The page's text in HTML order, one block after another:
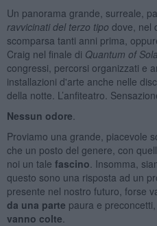
Un panorama grande, surreale,
ravvicinati del terzo tipo dove, nel
scomparsa tanti anni prima,
Craig nel finale di Quantum of
congressi, percorsi organizzati e
installazioni d'arte anche nelle
della notte. L’anfiteatro.
Nessun odore
Proviamo una grande, piacevole
che un posto del genere, con
noi un tale fascino . Insomma,
questo sono una risposta ad un
presente nel nostro futuro, forse
da una parte paura e
vanno colte